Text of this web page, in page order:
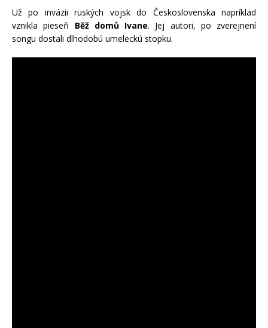
Už po invázii ruských vojsk do Československa napríklad
vznikla pieseň Běž domů Ivane. Jej autori, po zverejnení
songu dostali dlhodobú umeleckú stopku.